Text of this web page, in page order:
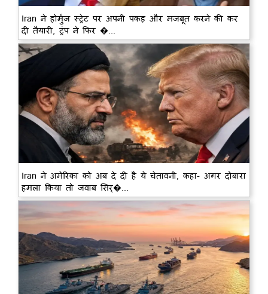
Iran ने होर्मुज स्ट्रेट पर अपनी पकड़ और मजबूत करने की कर
दी तैयारी, ट्रंप ने फिर �...
Iran ने अमेरिका को अब दे दी है ये चेतावनी, कहा- अगर दोबारा
हमला किया तो जवाब सिर्�...